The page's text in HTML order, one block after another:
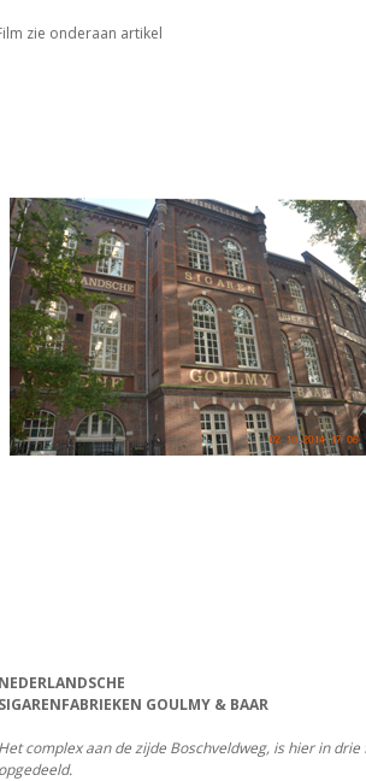
zie onderaan artikel
NEDERLANDSCHE
SIGARENFABRIEKEN GOULMY & BAAR
Het complex aan de zijde Boschveldweg, is hier in drie
opgedeeld.